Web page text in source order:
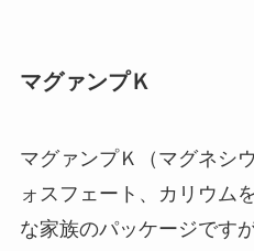
マグァンプＫ
マグァンプＫ（マグネシ
ォスフェート、カリウム
な家族のパッケージです